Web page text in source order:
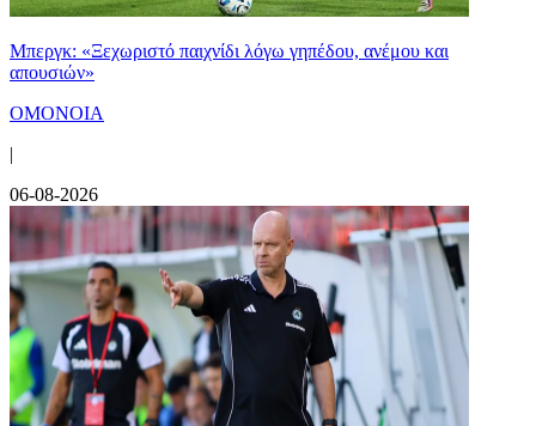
Μπεργκ: «Ξεχωριστό παιχνίδι λόγω γηπέδου, ανέμου και
απουσιών»
ΟΜΟΝΟΙΑ
|
06-08-2026